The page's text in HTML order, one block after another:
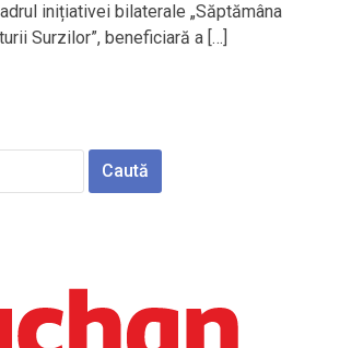
inițiativei bilaterale „Săptămâna
Surzilor”, beneficiară a […]